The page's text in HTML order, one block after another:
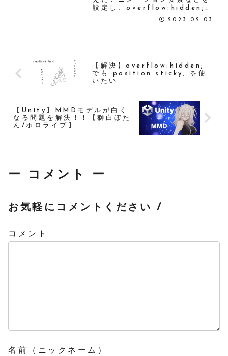
設定し、overflow:hidden;を
使うとposition:sticky;が効
2023.02.03
【解決】overflow:hidden;
でも position:sticky; を使
いたい
【Unity】MMDモデルが白く
なる問題を解決！！【獅白ぼた
ん/ホロライブ】
ー コメント ー
お気軽にコメントください /
コメント
名前（ニックネーム）